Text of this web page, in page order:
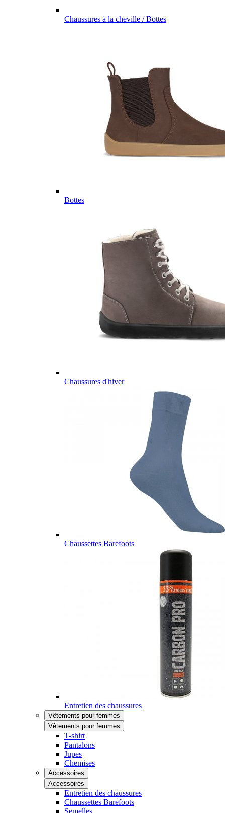
Chaussures à la cheville / Bottes
Bottes
Chaussures d'hiver
Chaussettes Barefoots
Entretien des chaussures
Vêtements pour femmes
Vêtements pour femmes
T-shirt
Pantalons
Jupes
Chemises
Accessoires
Accessoires
Entretien des chaussures
Chaussettes Barefoots
Semelles